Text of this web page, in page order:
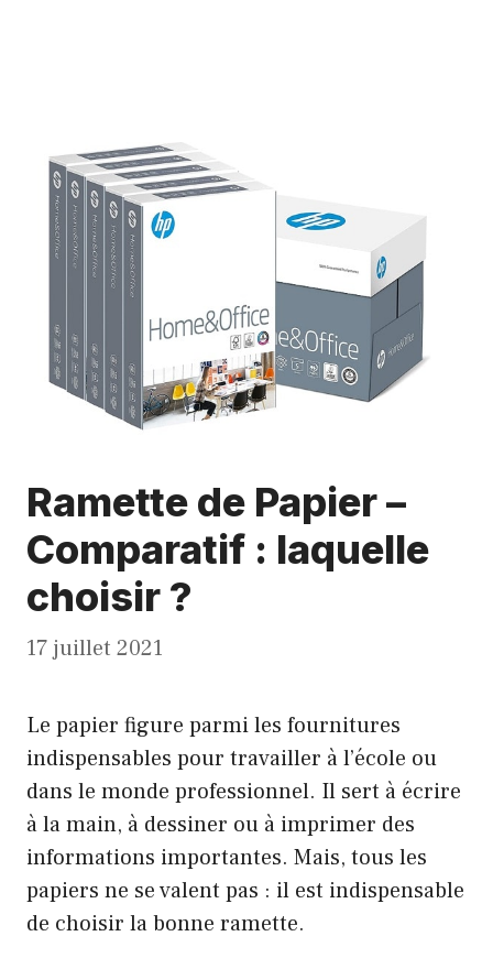
Ramette de Papier –
Comparatif : laquelle
choisir ?
17 juillet 2021
Le papier figure parmi les fournitures
indispensables pour travailler à l’école ou
dans le monde professionnel. Il sert à écrire
à la main, à dessiner ou à imprimer des
informations importantes. Mais, tous les
papiers ne se valent pas : il est indispensable
de choisir la bonne ramette.